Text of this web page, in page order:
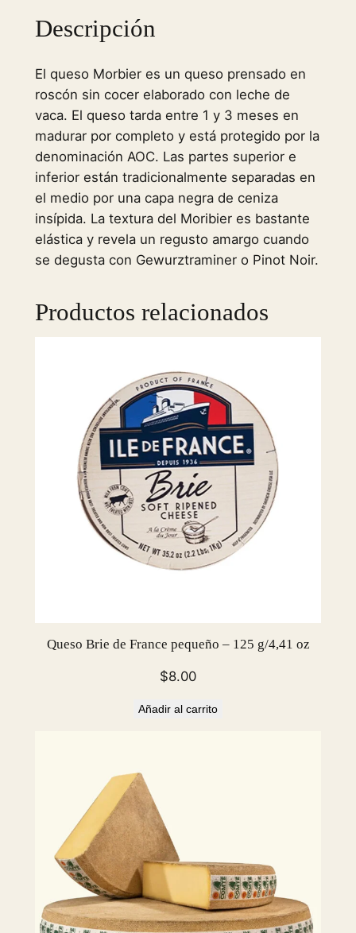
C
e
e
s
e
–
7
3
0
g
/
.
6
Descripción
El queso Morbier es un queso prensado en
roscón sin cocer elaborado con leche de
vaca. El queso tarda entre 1 y 3 meses en
madurar por completo y está protegido por la
denominación AOC. Las partes superior e
inferior están tradicionalmente separadas en
el medio por una capa negra de ceniza
insípida. La textura del Moribier es bastante
elástica y revela un regusto amargo cuando
se degusta con Gewurztraminer o Pinot Noir.
Productos relacionados
Queso Brie de France pequeño – 125 g/4,41 oz
$8.00
Añadir al carrito